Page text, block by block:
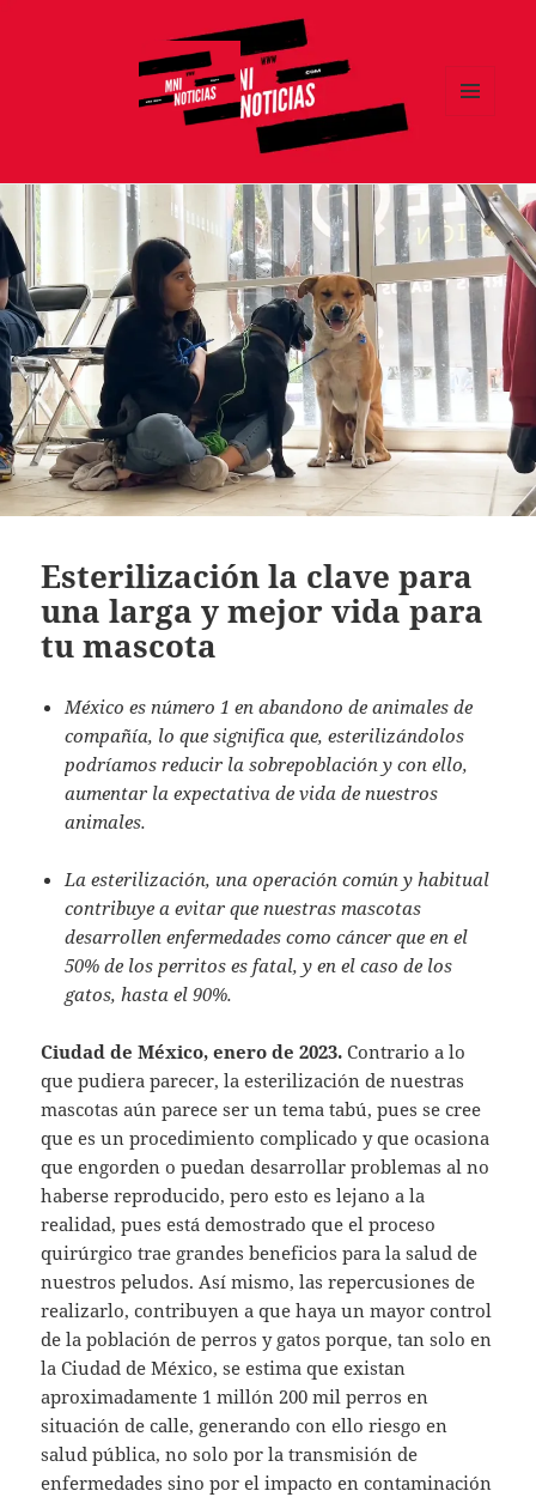
Esterilización la clave para
una larga y mejor vida para
tu mascota
México es número 1 en abandono de animales de
compañía, lo que significa que, esterilizándolos
podríamos reducir la sobrepoblación y con ello,
aumentar la expectativa de vida de nuestros
animales.
La esterilización, una operación común y habitual
contribuye a evitar que nuestras mascotas
desarrollen enfermedades como cáncer que en el
50% de los perritos es fatal, y en el caso de los
gatos, hasta el 90%.
Ciudad de México, enero de 2023.Contrario a lo
que pudiera parecer, la esterilización de nuestras
mascotas aún parece ser un tema tabú, pues se cree
que es un procedimiento complicado y que ocasiona
que engorden o puedan desarrollar problemas al no
haberse reproducido, pero esto es lejano a la
realidad, pues está demostrado que el proceso
quirúrgico trae grandes beneficios para la salud de
nuestros peludos. Así mismo, las repercusiones de
realizarlo, contribuyen a que haya un mayor control
de la población de perros y gatos porque, tan solo en
la Ciudad de México, se estima que existan
aproximadamente 1 millón 200 mil perros en
situación de calle, generando con ello riesgo en
salud pública, no solo por la transmisión de
enfermedades sino por el impacto en contaminación